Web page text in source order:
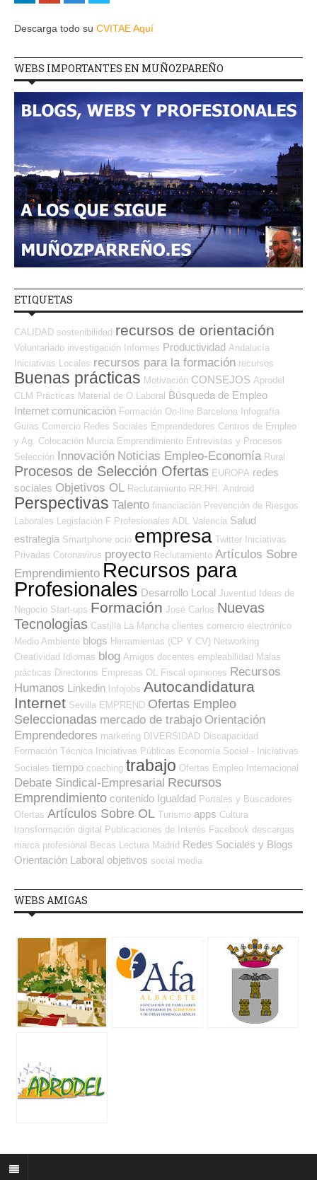
Descarga todo su CVITAE Aquí
WEBS IMPORTANTES EN MUÑOZPAREÑO
ETIQUETAS
CALIDAD sostenibilidad recursos de orientación
Voluntariado investigación Informes Productividad Andalucía
Iniciativas Locales recursos para la formación recursos
Buenas prácticas Motivación CONSEJOS Aprodel
CLM Prácticas Material de O.Laboral Búsqueda de Empleo
Internet comunicación Formación On-line Barcelona Infografía
Guías Comercio Redes Sociales Emprendedores Centros de Empleo
y Ag. Colocación Murcia Emprendimiento Entrevistas y Procesos
Selección
Innovación Noticias Empleo-Economía Rural
Procesos de Selección Ofertas EUROPA redes
sociales Objetivos OL Reclutamiento RR.HH. Android
Perspectivas Talento financiación Prevención de Riesgos
Laborales Legislación F Profesionales ADL Valencia Salud
estrategia Smartphone ocio empresa Twitter Iniciativas
Privadas Coronavirus proyecto Reclutamiento Artículos Sobre
Emprendimiento Recursos para
Profesionales Desarrollo Local Juventud
Ideas de
Negocio Start-ups Formación José Carlos Nuevas
Tecnologias Castilla La Mancha clientes comercio electrónico
Medio Ambiente blogs Herramientas (CP Y CV) Networking
Creatividad
Idiomas blog Amigos docentes empleabilidad Malas
prácticas Directorios Empresas OL Fiscal opiniones Recursos
Humanos Linkedin Infojobs Autocandidatura
Internet Sevilla EMPREND Ofertas Empleo
Seleccionadas mercado de trabajo Orientación
Emprendedores marketing DIVERSIDAD Discapacidad
Formación Técnica Iniciativas Públicas Economía Social - Iniciativas
Sociales tiempo coaching trabajo Ofertas Empleo Internacional
Debate Sindical-Empresarial Recursos
Emprendimiento contenido Igualdad Portales y Buscadores
Ofertas Artículos Sobre OL Turismo apps Cultura
transformación digital Publicaciones de Interés Facebook descargas
marca profesional Becas Lectura Madrid Redes Sociales y Blogs
Orientación Laboral objetivos social media
WEBS AMIGAS